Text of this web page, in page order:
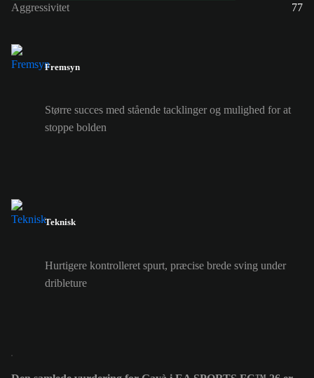
Aggressivitet
77
Fremsyn
Større succes med stående tacklinger og mulighed for at
stoppe bolden
Teknisk
Hurtigere kontrolleret spurt, præcise brede sving under
dribleture